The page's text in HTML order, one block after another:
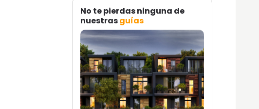
No te pierdas ninguna de
nuestrasguías